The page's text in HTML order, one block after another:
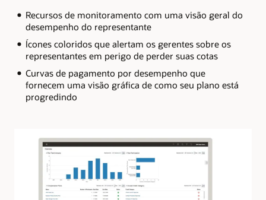
Recursos de monitoramento com uma visão geral do
desempenho do representante
Ícones coloridos que alertam os gerentes sobre os
representantes em perigo de perder suas cotas
Curvas de pagamento por desempenho que
fornecem uma visão gráfica de como seu plano está
progredindo